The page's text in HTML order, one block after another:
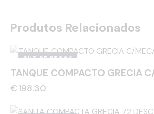
Produtos Relacionados
OUT OF STOCK
TANQUE COMPACTO GRECIA
€198.30